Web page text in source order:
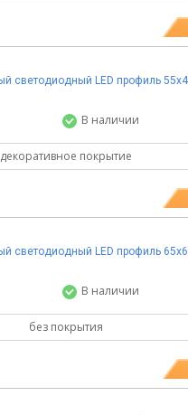
светодиодный LED профиль
В наличии
декоративное покрытие
светодиодный LED профиль
В наличии
без покрытия